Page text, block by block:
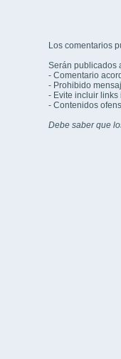
Los comentarios
Serán publicados
- Comentario
- Prohibido
- Evite incluir
- Contenidos
Debe saber que